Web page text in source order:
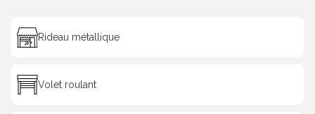
Rideau métallique
Volet roulant